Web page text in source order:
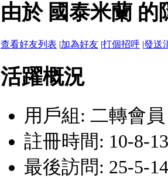
由於 國泰米蘭
查看好友列表 |加為好友 |打個招呼 |發送
活躍概況
用戶組: 二轉會員
註冊時間: 10-8-
最後訪問: 25-5-